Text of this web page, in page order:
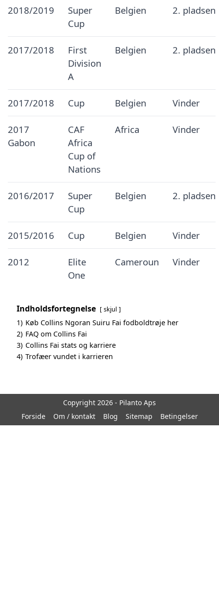
2018/2019
Super
Cup
Belgien 2. pladsen
2017/2018
First
Division
A
Belgien 2. pladsen
2017/2018 Cup Belgien Vinder
2017
Gabon
CAF
Africa
Cup of
Nations
Africa Vinder
2016/2017
Super
Cup
Belgien 2. pladsen
2015/2016 Cup Belgien Vinder
2012
Elite
One
Cameroun Vinder
Indholdsfortegnelse skjul
1) Køb Collins Ngoran Suiru Fai fodboldtrøje her
2) FAQ om Collins Fai
3) Collins Fai stats og karriere
4) Trofæer vundet i karrieren
Copyright 2026 - Pilanto Aps
Forside
Om / kontakt Blog Sitemap Betingelser